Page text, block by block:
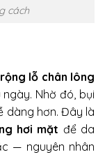
cách
lỗ chân lông
Nhờ đó, bụi
dàng hơn. Đây là
hơi mặt để da
— nguyên nhân